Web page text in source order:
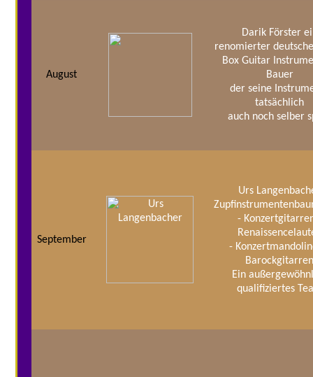
August
Darik Förster
renomierter
Box Guitar
Bauer
der seine
tatsächlich
auch noch selber
September
Urs
-
-
Ein
qualifiziertes